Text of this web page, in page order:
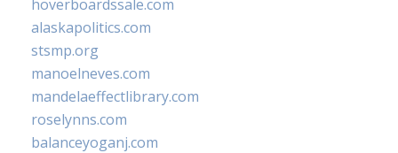
hoverboardssale.com
alaskapolitics.com
stsmp.org
manoelneves.com
mandelaeffectlibrary.com
roselynns.com
balanceyoganj.com